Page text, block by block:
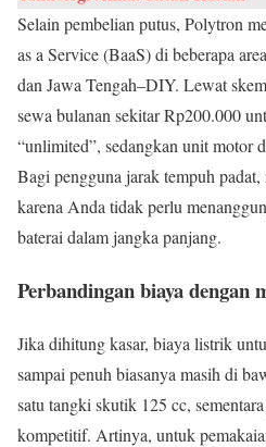
Selain pembelian putus, Polytron
as a Service (BaaS) di beberapa
dan Jawa Tengah–DIY. Lewat
sewa bulanan sekitar Rp200.000
“unlimited”, sedangkan unit motor
Bagi pengguna jarak tempuh
karena Anda tidak perlu
baterai dalam jangka panjang.
Perbandingan biaya dengan
Jika dihitung kasar, biaya listrik
sampai penuh biasanya masih di
satu tangki skutik 125 cc,
kompetitif. Artinya, untuk